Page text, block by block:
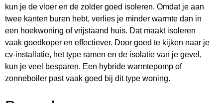
kun je de vloer en de zolder goed isoleren. Omdat je aan
twee kanten buren hebt, verlies je minder warmte dan in
een hoekwoning of vrijstaand huis. Dat maakt isoleren
vaak goedkoper en effectiever. Door goed te kijken naar je
cv-installatie, het type ramen en de isolatie van je gevel,
kun je veel besparen. Een hybride warmtepomp of
zonneboiler past vaak goed bij dit type woning.